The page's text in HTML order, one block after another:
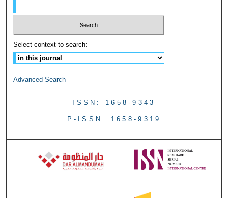
Select context to search:
Advanced Search
ISSN: 1658-9343
P-ISSN: 1658-9319